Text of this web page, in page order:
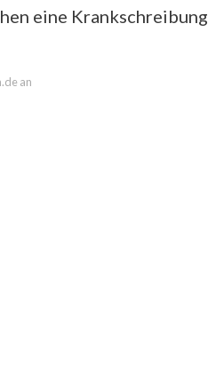
eine Krankschreibung
an